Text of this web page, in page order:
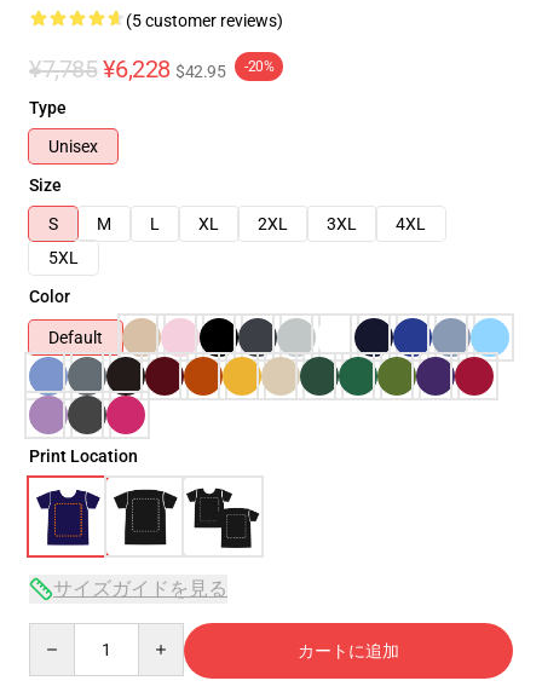
(5 customer reviews)
¥7,785 ¥6,228 $42.95 -20%
Type
Unisex
Size
S
M L XL 2XL 3XL
4XL
5XL
Color
Default
Print Location
サイズガイドを見る
カートに追加